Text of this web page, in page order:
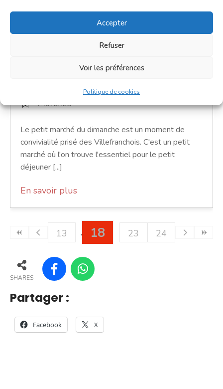
Accepter
Refuser
Voir les préférences
Politique de cookies
Petit marché du dimanche
9h00 - 12h00
Place de la République
Marchés
Le petit marché du dimanche est un moment de
convivialité prisé des Villefranchois. C'est un petit
marché où l'on trouve l'essentiel pour le petit
déjeuner [...]
En savoir plus
13 18 23 24
SHARES
Partager :
Facebook X